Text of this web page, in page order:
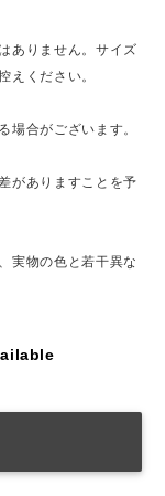
ありません。サイズ
えください。
合がございます。
がありますことを予
実物の色と若干異な